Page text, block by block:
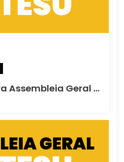
Convocação para Assembleia Geral Ordinária